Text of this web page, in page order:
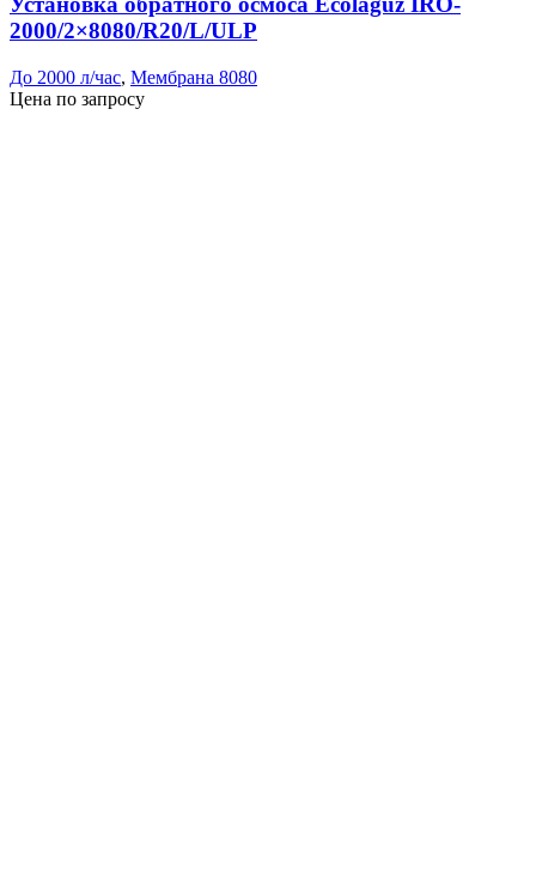
2000/2×8080/R20/L/ULP
До 2000 л/час, Мембрана 8080
Цена по запросу